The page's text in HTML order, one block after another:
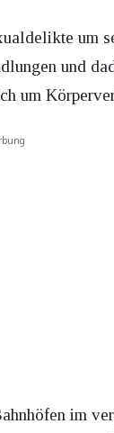
um
und
um
im